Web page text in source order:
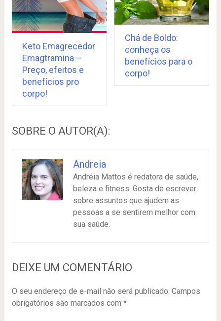
Keto Emagrecedor
Emagtramina –
Preço, efeitos e
benefícios pro
corpo!
Chá de Boldo:
conheça os
benefícios para o
corpo!
SOBRE O AUTOR(A):
Andreia
Andréia Mattos é redatora de saúde,
beleza e fitness. Gosta de escrever
sobre assuntos que ajudem as
pessoas a se sentirem melhor com
sua saúde.
DEIXE UM COMENTÁRIO
O seu endereço de e-mail não será publicado. Campos
obrigatórios são marcados com *